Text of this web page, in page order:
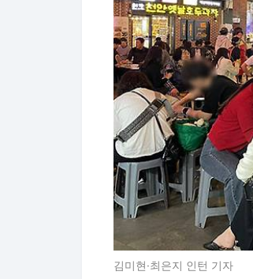
김미현·최은지 인턴 기자